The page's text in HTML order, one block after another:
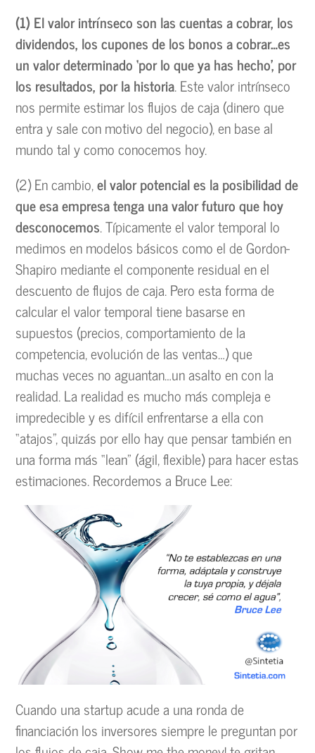
(1) El valor intrínseco son las cuentas a cobrar, los
dividendos, los cupones de los bonos a cobrar…es
un valor determinado ‘por lo que ya has hecho’, por
los resultados, por la historia. Este valor intrínseco
nos permite estimar los flujos de caja (dinero que
entra y sale con motivo del negocio), en base al
mundo tal y como conocemos hoy.
(2) En cambio,el valor potencial es la posibilidad de
que esa empresa tenga una valor futuro que hoy
desconocemos. Típicamente el valor temporal lo
medimos en modelos básicos como el de Gordon-
Shapiro mediante el componente residual en el
descuento de flujos de caja. Pero esta forma de
calcular el valor temporal tiene basarse en
supuestos (precios, comportamiento de la
competencia, evolución de las ventas…) que
muchas veces no aguantan…un asalto en con la
realidad. La realidad es mucho más compleja e
impredecible y es difícil enfrentarse a ella con
“atajos”, quizás por ello hay que pensar también en
una forma más “lean” (ágil, flexible) para hacer estas
estimaciones. Recordemos a Bruce Lee:
Cuando una startup acude a una ronda de
financiación los inversores siempre le preguntan por